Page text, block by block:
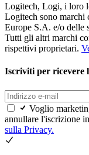
Logitech, Logi, i loro
Logitech sono marchi
Europe S.A. e/o delle
Tutti gli altri marchi
rispettivi proprietari.
Iscriviti per ricevere
Voglio
annullare l'iscrizione
sulla Privacy.